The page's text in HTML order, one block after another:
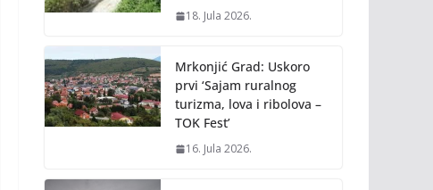
18. Jula 2026.
Mrkonjić Grad: Uskoro
prvi ‘Sajam ruralnog
turizma, lova i ribolova –
TOK Fest’
16. Jula 2026.